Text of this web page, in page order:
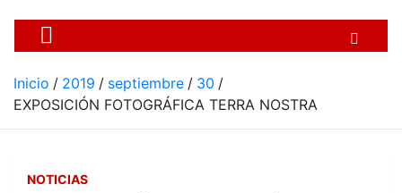
Inicio 2019 septiembre
30
EXPOSICIÓN FOTOGRÁFICA TERRA NOSTRA
NOTICIAS